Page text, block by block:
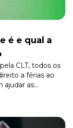
é e qual a
CLT, todos os
a férias ao
ajudar as
com